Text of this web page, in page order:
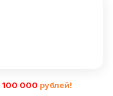
100 000 рублей!